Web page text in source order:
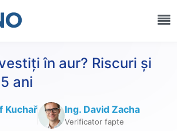
în aur? Riscuri și
ani
Kuchař Ing. David Zacha
Verificator fapte